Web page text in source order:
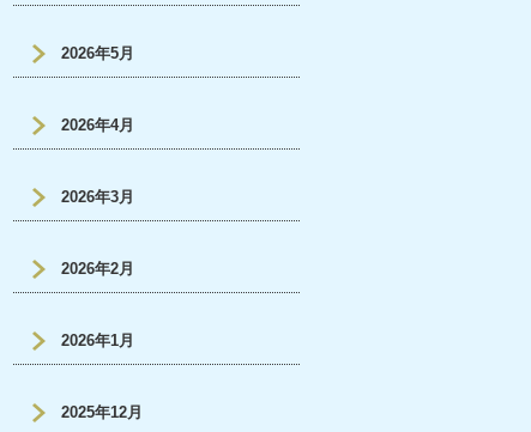
2026年5月
2026年4月
2026年3月
2026年2月
2026年1月
2025年12月